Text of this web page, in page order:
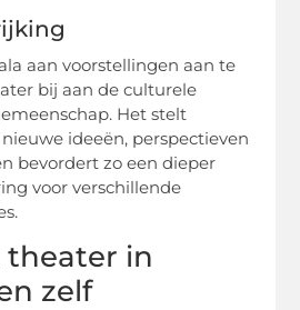
aan voorstellingen aan te
bij aan de culturele
Het stelt
ideeën, perspectieven
bevordert zo een dieper
voor verschillende
theater in
zelf